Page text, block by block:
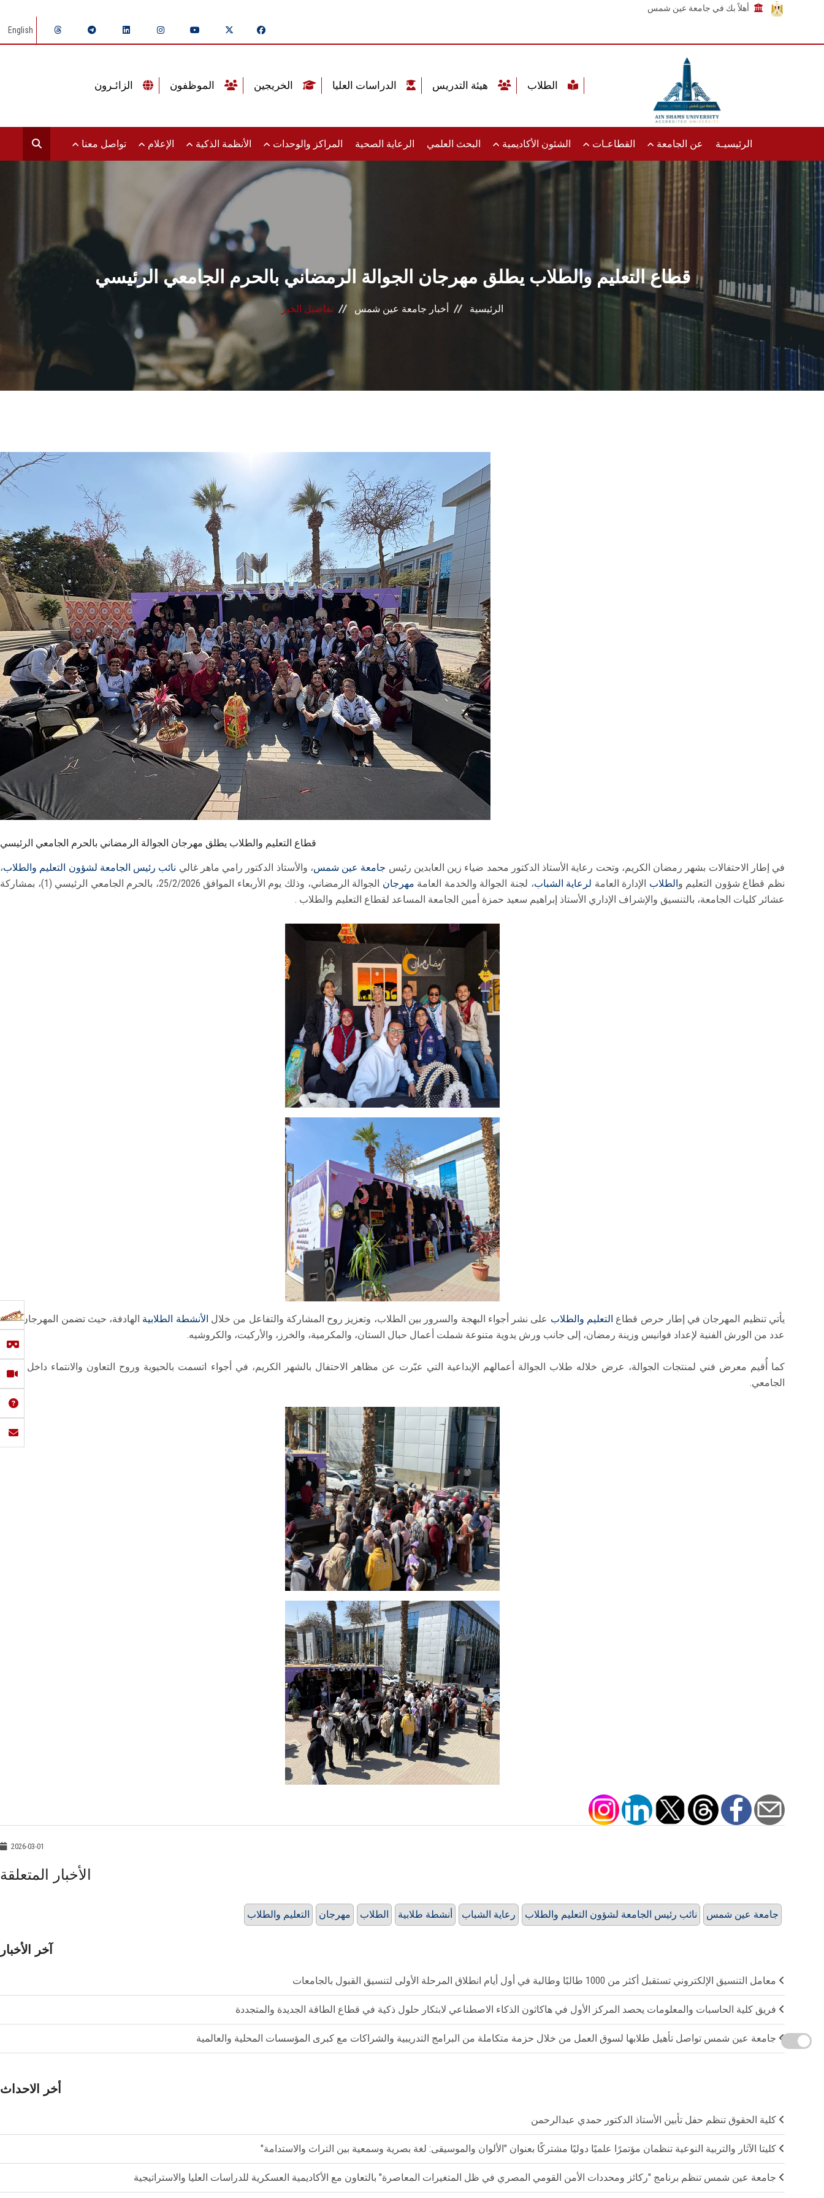
أهلاً بك في جامعة عين شمس
English
الرئيسيـة عن الجامعة القطاعـات الشئون الأكاديمية البحث العلمي الرعاية الصحية المراكز والوحدات الأنظمة الذكية الإعلام تواصل معنا
قطاع التعليم والطلاب يطلق مهرجان الجوالة الرمضاني بالحرم الجامعي الرئيسي
الرئيسية أخبار جامعة عين شمس تفاصيل الخبر
قطاع التعليم والطلاب يطلق مهرجان الجوالة الرمضاني بالحرم الجامعي الرئيسي
في إطار الاحتفالات بشهر رمضان الكريم، وتحت رعاية الأستاذ الدكتور محمد ضياء زين العابدين رئيس جامعة عين شمس، والأستاذ الدكتور رامي ماهر غالي نائب رئيس الجامعة لشؤون التعليم والطلاب،
نظم قطاع شؤون التعليم والطلاب الإدارة العامة لرعاية الشباب، لجنة الجوالة والخدمة العامة مهرجان
الجوالة الرمضاني، وذلك يوم الأربعاء الموافق 25/2/2026، بالحرم الجامعي الرئيسي (1)، بمشاركة
عشائر كليات الجامعة، بالتنسيق والإشراف الإداري الأستاذ إبراهيم سعيد حمزة أمين الجامعة المساعد لقطاع التعليم والطلاب .
يأتي تنظيم المهرجان في إطار حرص قطاع التعليم والطلاب على نشر أجواء البهجة والسرور بين الطلاب، وتعزيز روح المشاركة والتفاعل من خلال الأنشطة الطلابية الهادفة، حيث تضمن المهرجان تنفيذ
عدد من الورش الفنية لإعداد فوانيس وزينة رمضان، إلى جانب ورش يدوية متنوعة شملت أعمال حبال الستان، والمكرمية، والخرز، والأركيت، والكروشيه.
كما أُقيم معرض فني لمنتجات الجوالة، عرض خلاله طلاب الجوالة أعمالهم الإبداعية التي عبّرت عن مظاهر الاحتفال بالشهر الكريم، في أجواء اتسمت بالحيوية وروح التعاون والانتماء داخل الحرم
الجامعي.
2026-03-01
الأخبار المتعلقة
التعليم والطلاب مهرجان الطلاب أنشطة طلابية رعاية الشباب نائب رئيس الجامعة لشؤون التعليم والطلاب جامعة عين شمس
آخر الأخبار
معامل التنسيق الإلكتروني تستقبل أكثر من 1000 طالبًا وطالبة في أول أيام انطلاق المرحلة الأولى لتنسيق القبول بالجامعات
فريق كلية الحاسبات والمعلومات يحصد المركز الأول في هاكاثون الذكاء الاصطناعي لابتكار حلول ذكية في قطاع الطاقة الجديدة والمتجددة
جامعة عين شمس تواصل تأهيل طلابها لسوق العمل من خلال حزمة متكاملة من البرامج التدريبية والشراكات مع كبرى المؤسسات المحلية والعالمية
أخر الاحداث
كلية الحقوق تنظم حفل تأبين الأستاذ الدكتور حمدي عبدالرحمن
كليتا الآثار والتربية النوعية تنظمان مؤتمرًا علميًا دوليًا مشتركًا بعنوان "الألوان والموسيقى: لغة بصرية وسمعية بين التراث والاستدامة"
جامعة عين شمس تنظم برنامج "ركائز ومحددات الأمن القومي المصري في ظل المتغيرات المعاصرة" بالتعاون مع الأكاديمية العسكرية للدراسات العليا والاستراتيجية